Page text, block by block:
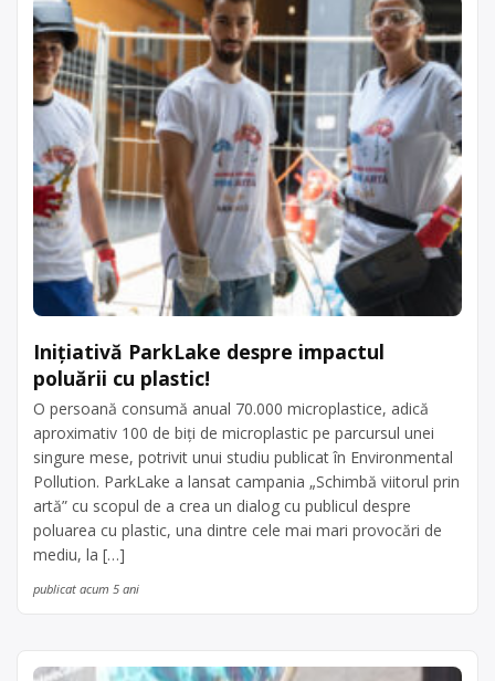
Inițiativă ParkLake despre impactul
poluării cu plastic!
O persoană consumă anual 70.000 microplastice, adică
aproximativ 100 de biți de microplastic pe parcursul unei
singure mese, potrivit unui studiu publicat în Environmental
Pollution. ParkLake a lansat campania „Schimbă viitorul prin
artă” cu scopul de a crea un dialog cu publicul despre
poluarea cu plastic, una dintre cele mai mari provocări de
mediu, la […]
publicat acum 5 ani